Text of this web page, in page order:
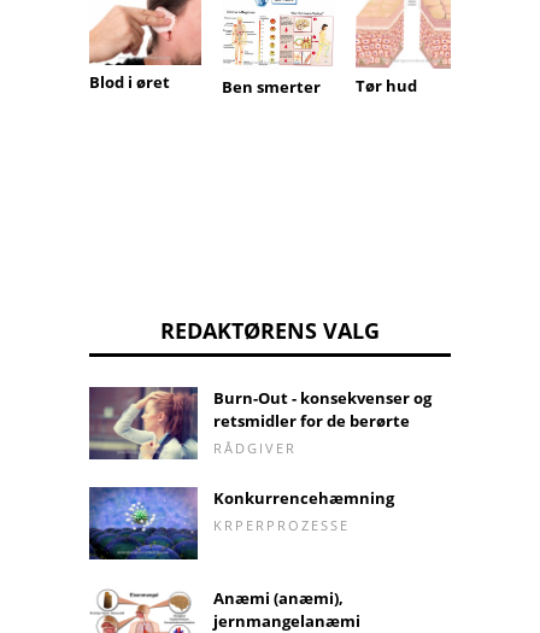
Blod i øret Ben smerter Tør hud
REDAKTØRENS VALG
Burn-Out - konsekvenser og
retsmidler for de berørte
RÅDGIVER
Konkurrencehæmning
KRPERPROZESSE
Anæmi (anæmi),
jernmangelanæmi